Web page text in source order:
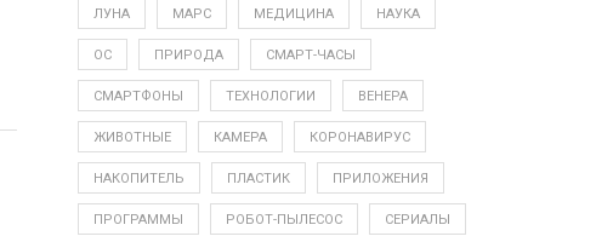
ЛУНА МАРС МЕДИЦИНА НАУКА
ОС ПРИРОДА СМАРТ-ЧАСЫ
СМАРТФОНЫ ТЕХНОЛОГИИ ВЕНЕРА
ЖИВОТНЫЕ КАМЕРА КОРОНАВИРУС
НАКОПИТЕЛЬ ПЛАСТИК ПРИЛОЖЕНИЯ
ПРОГРАММЫ РОБОТ-ПЫЛЕСОС СЕРИАЛЫ